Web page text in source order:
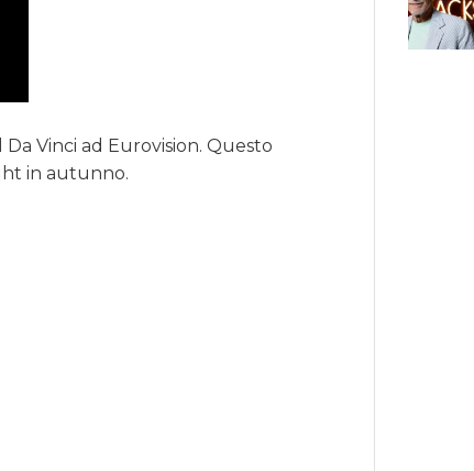
Vinci ad Eurovision. Questo
in autunno.